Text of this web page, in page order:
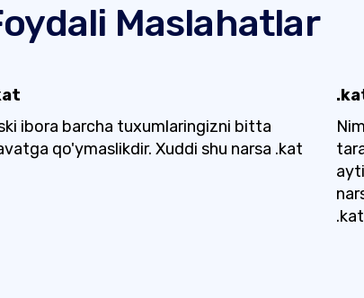
Maslahatlar
ibora barcha tuxumlaringizni bitta
qo'ymaslikdir. Xuddi shu narsa .kat
.kat